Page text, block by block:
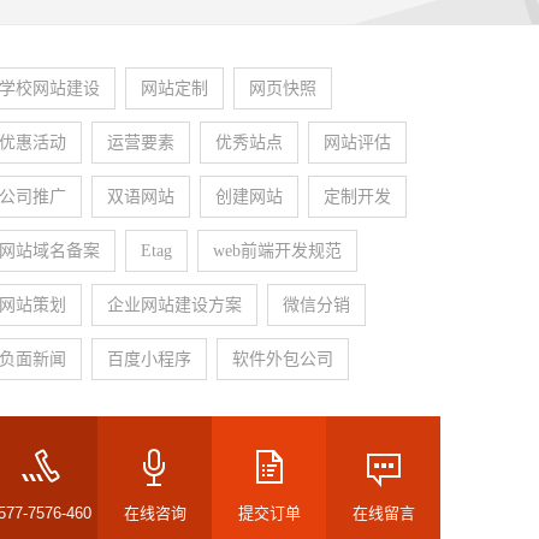
学校网站建设 网站定制 网页快照
优惠活动 运营要素 优秀站点 网站评估
公司推广 双语网站 创建网站 定制开发
网站域名备案 Etag web前端开发规范
网站策划 企业网站建设方案 微信分销
负面新闻 百度小程序 软件外包公司
7576-460 在线咨询 提交订单 在线留言